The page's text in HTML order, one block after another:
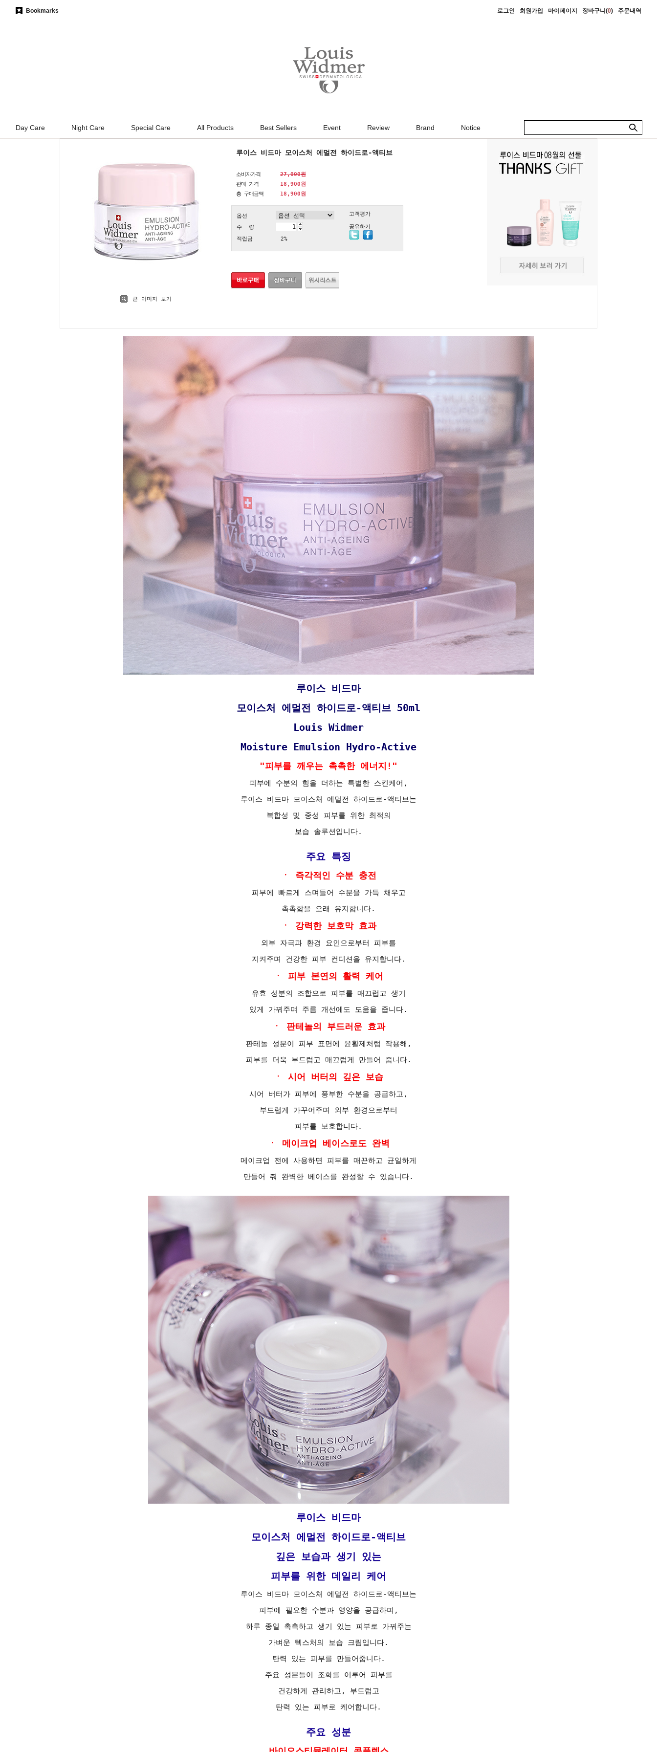
Bookmarks 로그인 회원가입 마이페이지 장바구니(0) 주문내역
Day Care Night Care Special Care All Products Best Sellers Event Review Brand Notice
큰 이미지 보기
루이스 비드마 모이스처 에멀전 하이드로-액티브
소비자가격
27,000원
판매 가격
18,900원
총 구매금액
18,900원
옵션
수 량
적립금
2%
고객평가
공유하기
루이스 비드마
모이스처 에멀전 하이드로-액티브 50ml
Louis Widmer
Moisture Emulsion Hydro-Active
"피부를 깨우는 촉촉한 에너지!"
피부에 수분의 힘을 더하는 특별한 스킨케어,
루이스 비드마 모이스처 에멀전 하이드로-액티브는
복합성 및 중성 피부를 위한 최적의
보습 솔루션입니다.
주요 특징
ㆍ 즉각적인 수분 충전
피부에 빠르게 스며들어 수분을 가득 채우고
촉촉함을 오래 유지합니다.
ㆍ 강력한 보호막 효과
외부 자극과 환경 요인으로부터 피부를
지켜주며 건강한 피부 컨디션을 유지합니다.
ㆍ 피부 본연의 활력 케어
유효 성분의 조합으로 피부를 매끄럽고 생기
있게 가꿔주며 주름 개선에도 도움을 줍니다.
ㆍ 판테놀의 부드러운 효과
판테놀 성분이 피부 표면에 윤활제처럼 작용해,
피부를 더욱 부드럽고 매끄럽게 만들어 줍니다.
ㆍ 시어 버터의 깊은 보습
시어 버터가 피부에 풍부한 수분을 공급하고,
부드럽게 가꾸어주며 외부 환경으로부터
피부를 보호합니다.
ㆍ 메이크업 베이스로도 완벽
메이크업 전에 사용하면 피부를 매끈하고 균일하게
만들어 줘 완벽한 베이스를 완성할 수 있습니다.
루이스 비드마
모이스처 에멀전 하이드로-액티브
깊은 보습과 생기 있는
피부를 위한 데일리 케어
루이스 비드마 모이스처 에멀전 하이드로-액티브는
피부에 필요한 수분과 영양을 공급하며,
하루 종일 촉촉하고 생기 있는 피부로 가꿔주는
가벼운 텍스처의 보습 크림입니다.
탄력 있는 피부를 만들어줍니다.
주요 성분들이 조화를 이루어 피부를
건강하게 관리하고, 부드럽고
탄력 있는 피부로 케어합니다.
주요 성분